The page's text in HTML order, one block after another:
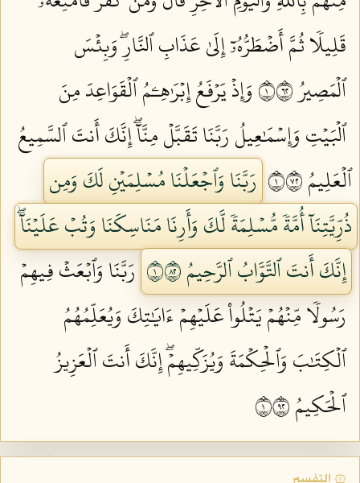
قَلِيلٗا ثُمَّ أَضۡطَرُّهُۥٓ إِلَىٰ عَذَابِ ٱلنَّارِۖ وَبِئۡسَ
ٱلۡمَصِيرُ ١٢٦
وَإِذۡ يَرۡفَعُ إِبۡرَٰهِـۧمُ ٱلۡقَوَاعِدَ مِنَ
ٱلۡبَيۡتِ وَإِسۡمَٰعِيلُ رَبَّنَا تَقَبَّلۡ مِنَّآۖ إِنَّكَ أَنتَ ٱلسَّمِيعُ
ٱلۡعَلِيمُ ١٢٧
رَبَّنَا وَٱجۡعَلۡنَا مُسۡلِمَيۡنِ لَكَ وَمِن
ذُرِّيَّتِنَآ أُمَّةٗ مُّسۡلِمَةٗ لَّكَ وَأَرِنَا مَنَاسِكَنَا وَتُبۡ عَلَيۡنَآۖ
إِنَّكَ أَنتَ ٱلتَّوَّابُ ٱلرَّحِيمُ ١٢٨
رَبَّنَا وَٱبۡعَثۡ فِيهِمۡ
رَسُولٗا مِّنۡهُمۡ يَتۡلُواْ عَلَيۡهِمۡ ءَايَٰتِكَ وَيُعَلِّمُهُمُ
ٱلۡكِتَٰبَ وَٱلۡحِكۡمَةَ وَيُزَكِّيهِمۡۖ إِنَّكَ أَنتَ ٱلۡعَزِيزُ
ٱلۡحَكِيمُ ١٢٩